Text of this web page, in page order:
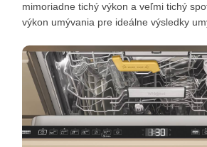
mimoriadne tichý výkon a veľmi tichý
výkon umývania pre ideálne výsledky